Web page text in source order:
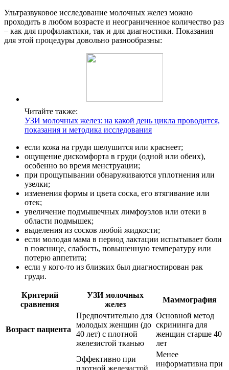
Ультразвуковое исследование молочных желез можно
проходить в любом возрасте и неограниченное количество раз
– как для профилактики, так и для диагностики. Показания
для этой процедуры довольно разнообразны:
Читайте также:
УЗИ молочных желез: на какой день цикла проводится,
показания и методика исследования
если кожа на груди шелушится или краснеет;
ощущение дискомфорта в груди (одной или обеих),
особенно во время менструации;
при прощупывании обнаруживаются уплотнения или
узелки;
изменения формы и цвета соска, его втягивание или
отек;
увеличение подмышечных лимфоузлов или отеки в
области подмышек;
выделения из сосков любой жидкости;
если молодая мама в период лактации испытывает боли
в пояснице, слабость, повышенную температуру или
потерю аппетита;
если у кого-то из близких был диагностирован рак
груди.
Критерий
сравнения
УЗИ молочных
желез
Маммография
Возраст пациента
Предпочтительно для
молодых женщин (до
40 лет) с плотной
железистой тканью
Основной метод
скрининга для
женщин старше 40
лет
Эффективно при
плотной железистой
Менее
информативна при